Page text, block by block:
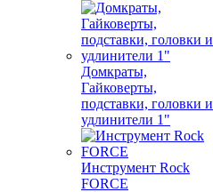
Домкраты,
Гайковерты,
подставки, головки и
удлинители 1"
Инструмент Rock
FORCE